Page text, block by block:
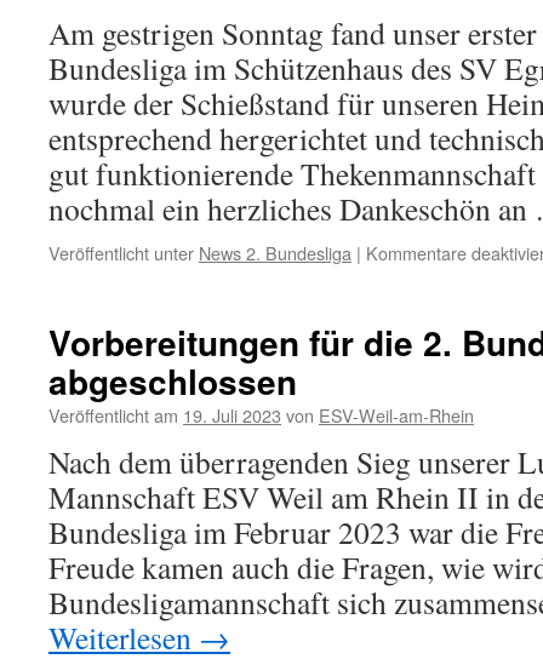
Am gestrigen Sonntag fand unser
Bundesliga im Schützenhaus des SV
wurde der Schießstand für unseren
entsprechend hergerichtet und
gut funktionierende
nochmal ein herzliches Dankeschön
Veröffentlicht unter News 2. Bundesliga | Kommentare
Vorbereitungen für die 2.
abgeschlossen
Veröffentlicht am 19. Juli 2023 von ESV-Weil-am-Rhein
Nach dem überragenden Sieg unserer
Mannschaft ESV Weil am Rhein II in
Bundesliga im Februar 2023 war die
Freude kamen auch die Fragen, wie
Bundesligamannschaft sich
Weiterlesen →